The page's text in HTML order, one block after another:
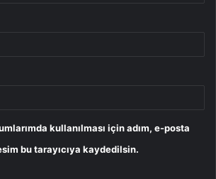
kullanılması için adım, e-posta
bu tarayıcıya kaydedilsin.